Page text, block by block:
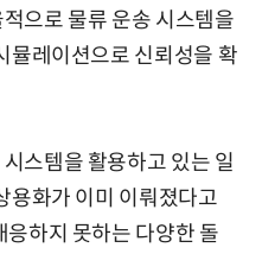
으로 물류 운송 시스템을
뮬레이션으로 신뢰성을 확
스템을 활용하고 있는 일
용화가 이미 이뤄졌다고
하지 못하는 다양한 돌